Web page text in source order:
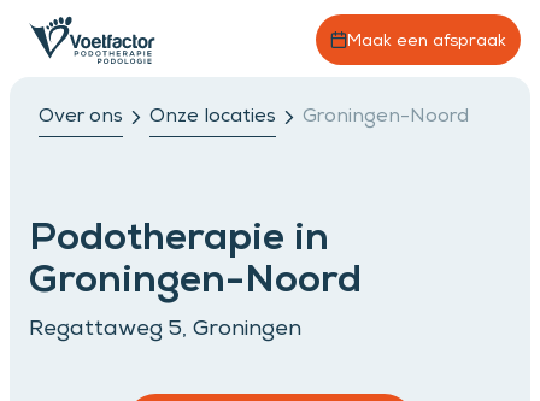
Maak een afspraak
Over ons Onze locaties Groningen-Noord
Podotherapie in
Groningen-Noord
Regattaweg 5, Groningen